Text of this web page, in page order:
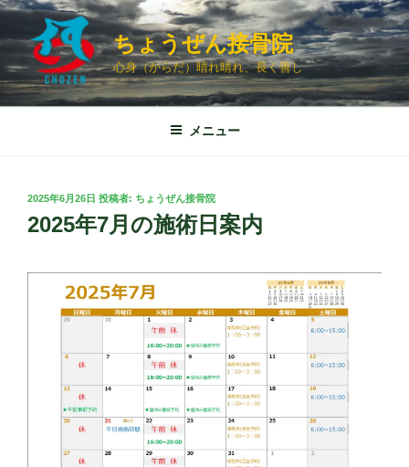
コ
ン
ツ
ちょうぜん接骨院
心身（からだ）晴れ晴れ、長く善し
メニュー
投
稿
日:
2025年6月26日 投稿者: ちょうぜん接骨院
2025年7月の施術日案内